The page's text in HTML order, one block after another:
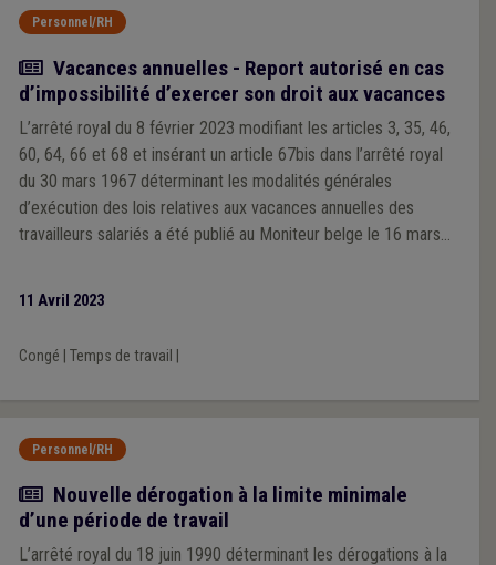
Personnel/RH
Actualité
Vacances annuelles - Report autorisé en cas
d’impossibilité d’exercer son droit aux vacances
L’arrêté royal du 8 février 2023 modifiant les articles 3, 35, 46,
60, 64, 66 et 68 et insérant un article 67bis dans l’arrêté royal
du 30 mars 1967 déterminant les modalités générales
d’exécution des lois relatives aux vacances annuelles des
travailleurs salariés a été publié au Moniteur belge le 16 mars
11 Avril 2023
Congé Temps de travail
Personnel/RH
Actualité
Nouvelle dérogation à la limite minimale
d’une période de travail
L’arrêté royal du 18 juin 1990 déterminant les dérogations à la